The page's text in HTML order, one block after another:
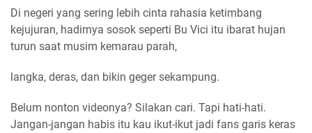
Di negeri yang sering lebih cinta rahasia ketimbang
kejujuran, hadirnya sosok seperti Bu Vici itu ibarat hujan
turun saat musim kemarau parah,
langka, deras, dan bikin geger sekampung.
Belum nonton videonya? Silakan cari. Tapi hati-hati.
Jangan-jangan habis itu kau ikut-ikut jadi fans garis keras